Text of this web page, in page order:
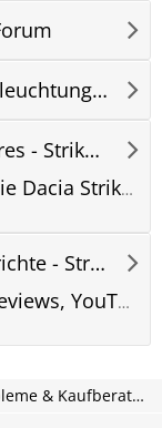
Assistenzsysteme-Elektrik und Beleuchtung - Striker Forum
Dacia Striker Zubehör & Accessoires - Striker Forum
Passende Abdeckplane für die Dacia Striker Frontscheibe | Autoabdeckung für Frost/Schnee
Dacia Striker Tests und Presseberichte - Striker Forum
Dacia Striker Testberichte, Reviews, YouTube Videos, Vorstellung, Links
Dacia Striker Forum - Erfahrungen, Probleme & Kaufberatung